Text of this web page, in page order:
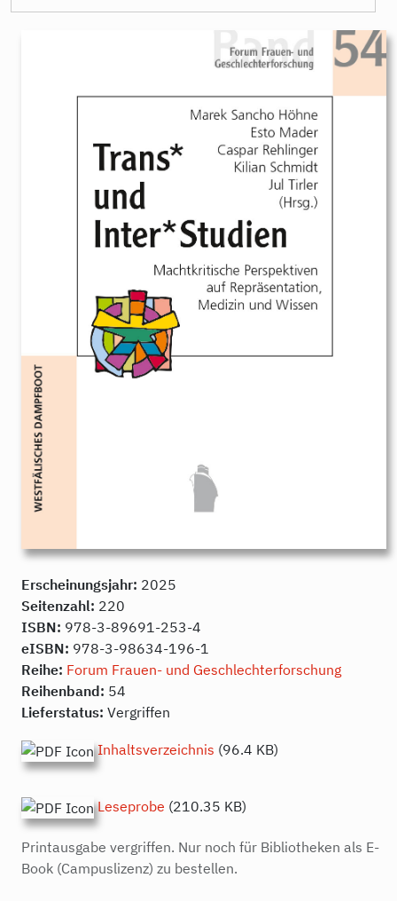
Erscheinungsjahr: 2025
Seitenzahl: 220
ISBN: 978-3-89691-253-4
eISBN: 978-3-98634-196-1
Reihe: Forum Frauen- und Geschlechterforschung
Reihenband: 54
Lieferstatus: Vergriffen
Inhaltsverzeichnis (96.4 KB)
Leseprobe (210.35 KB)
Printausgabe vergriffen. Nur noch für Bibliotheken als E-
Book (Campuslizenz) zu bestellen.